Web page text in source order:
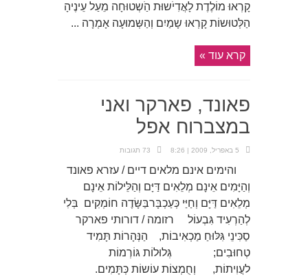
קָרְאוּ מוֹלֶדֶת לָאֲדִיֹשוּת הַֹשְטוּחָה מֵעַל עֵינֶיהָ
הַלְּטוּשוֹת קָרְאוּ שָמַיִם וְהַשְּמוּעָה אָמְרָה ...
קרא עוד »
פאונד, פארקר ואני
במצברוח אפל
5 באפריל, 2009 | 8:26 73 תגובות
והימים אינם מלאים דיים / עזרא פאונד
וְהַיָּמִים אֵינָם מְלֵאִים דַּיָּם וְהַלֵּילוֹת אֵינָם
מְלֵאִים דַּיָּם וְחַיַּי כְּעַכְבָּרבַּשָּׂדֶה חוֹמְקִים בְּלִי
לְהַרְעִיד גִּבְעוֹל רזומה / דורותי פארקר
סַכִּינֵי גִּלּוּחַ מַכְאִיבוֹת, הַנְּהָרוֹת תָּמִיד
טְחוּבִים; גְּלוּלוֹת גּוֹרְמוֹת
לעֲוִיתוֹת, וְחֻמְצוֹת עוֹשוֹת כְּתָּמִים.